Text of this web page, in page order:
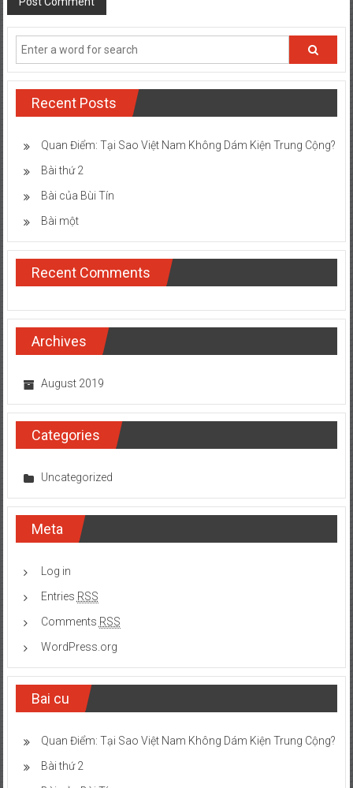
Recent Posts
Quan Điểm: Tại Sao Việt Nam Không Dám Kiện Trung Cộng?
Bài thứ 2
Bài của Bùi Tín
Bài một
Recent Comments
Archives
August 2019
Categories
Uncategorized
Meta
Log in
Entries RSS
Comments RSS
WordPress.org
Bai cu
Quan Điểm: Tại Sao Việt Nam Không Dám Kiện Trung Cộng?
Bài thứ 2